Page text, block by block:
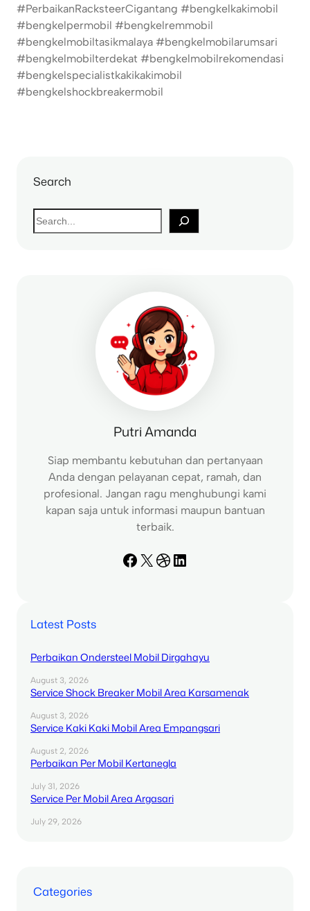
#PerbaikanRacksteerCigantang #bengkelkakimobil
#bengkelpermobil #bengkelremmobil
#bengkelmobiltasikmalaya #bengkelmobilarumsari
#bengkelmobilterdekat #bengkelmobilrekomendasi
#bengkelspecialistkakikakimobil
#bengkelshockbreakermobil
Search
S
e
Putri Amanda
Siap membantu kebutuhan dan pertanyaan
Anda dengan pelayanan cepat, ramah, dan
profesional. Jangan ragu menghubungi kami
kapan saja untuk informasi maupun bantuan
terbaik.
Facebook X Dribbble LinkedIn
Latest Posts
Perbaikan Ondersteel Mobil Dirgahayu
August 3, 2026
Service Shock Breaker Mobil Area Karsamenak
August 3, 2026
Service Kaki Kaki Mobil Area Empangsari
August 2, 2026
Perbaikan Per Mobil Kertanegla
July 31, 2026
Service Per Mobil Area Argasari
July 29, 2026
Categories